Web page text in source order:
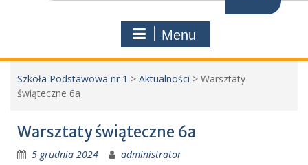
Menu
Szkoła Podstawowa nr 1 > Aktualności > Warsztaty
świąteczne 6a
Warsztaty świąteczne 6a
5 grudnia 2024 administrator